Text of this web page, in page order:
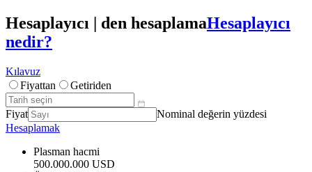
Hesaplayıcı | den hesaplamaHesaplayıcı
nedir?
Kılavuz
Fiyattan
Getiriden
Fiyat
Nominal değerin yüzdesi
Hesaplamak
Plasman hacmi
500.000.000 USD